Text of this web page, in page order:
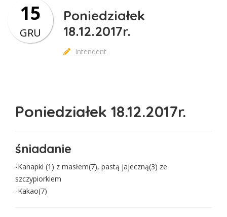
Poniedziałek
18.12.2017r.
Intendent
15
GRU
Poniedziałek 18.12.2017r.
śniadanie
-Kanapki (1) z masłem(7), pastą jajeczną(3) ze
szczypiorkiem
-Kakao(7)